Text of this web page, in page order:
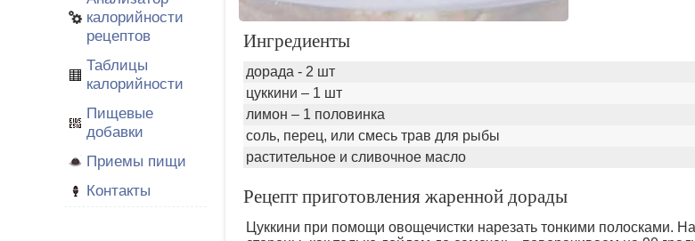
калорийности
рецептов
Таблицы
калорийности
Пищевые
добавки
Приемы пищи
Контакты
Ингредиенты
дорада - 2 шт
цуккини – 1 шт
лимон – 1 половинка
соль, перец, или смесь трав для рыбы
растительное и сливочное масло
Рецепт приготовления жаренной дорады
Цуккини при помощи овощечистки нарезать тонкими полосками.